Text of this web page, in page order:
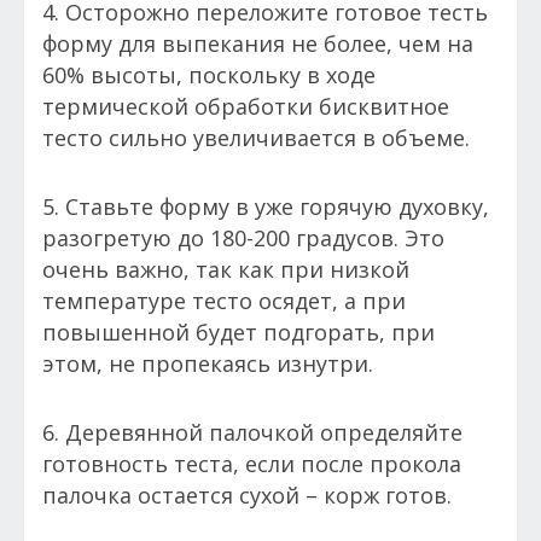
4. Осторожно переложите готовое тесть
форму для выпекания не более, чем на
60% высоты, поскольку в ходе
термической обработки бисквитное
тесто сильно увеличивается в объеме.
5. Ставьте форму в уже горячую духовку,
разогретую до 180-200 градусов. Это
очень важно, так как при низкой
температуре тесто осядет, а при
повышенной будет подгорать, при
этом, не пропекаясь изнутри.
6. Деревянной палочкой определяйте
готовность теста, если после прокола
палочка остается сухой – корж готов.